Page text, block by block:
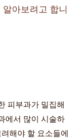
아보려고 합니
피부과가 밀집해
에서 많이 시술하
해야 할 요소들에